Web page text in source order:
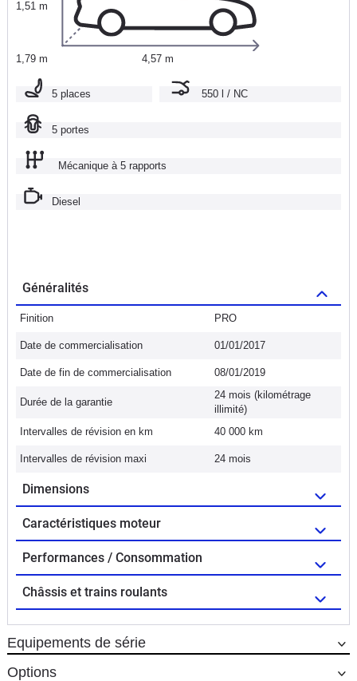
1,51 m
1,79 m 4,57 m
5 places 550 l / NC
5 portes
Mécanique à 5 rapports
Diesel
Généralités
Finition PRO
Date de commercialisation 01/01/2017
Date de fin de commercialisation 08/01/2019
Durée de la garantie
24 mois (kilométrage
illimité)
Intervalles de révision en km
40 000 km
Intervalles de révision maxi 24 mois
Dimensions
Caractéristiques moteur
Performances / Consommation
Châssis et trains roulants
Equipements de série
Options